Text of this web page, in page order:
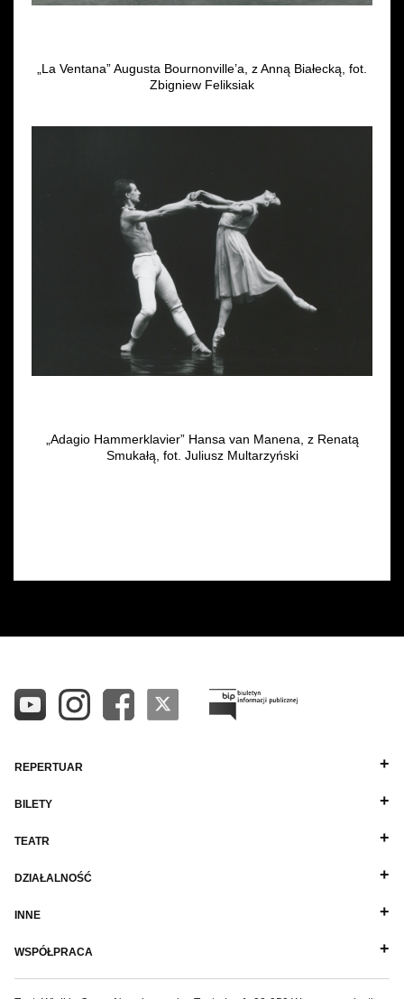
„La Ventana” Augusta Bournonville’a, z Anną Białecką, fot.
Zbigniew Feliksiak
„Adagio Hammerklavier” Hansa van Manena, z Renatą
Smukałą, fot. Juliusz Multarzyński
REPERTUAR
BILETY
TEATR
DZIAŁALNOŚĆ
INNE
WSPÓŁPRACA